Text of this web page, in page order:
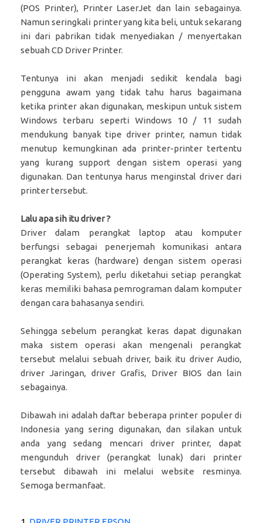
(POS Printer), Printer LaserJet dan lain sebagainya.
Namun seringkali printer yang kita beli, untuk sekarang
ini dari pabrikan tidak menyediakan / menyertakan
sebuah CD Driver Printer.
Tentunya ini akan menjadi sedikit kendala bagi
pengguna awam yang tidak tahu harus bagaimana
ketika printer akan digunakan, meskipun untuk sistem
Windows terbaru seperti Windows 10 / 11 sudah
mendukung banyak tipe driver printer, namun tidak
menutup kemungkinan ada printer-printer tertentu
yang kurang support dengan sistem operasi yang
digunakan. Dan tentunya harus menginstal driver dari
printer tersebut.
Lalu apa sih itu driver ?
Driver dalam perangkat laptop atau komputer
berfungsi sebagai penerjemah komunikasi antara
perangkat keras (hardware) dengan sistem operasi
(Operating System), perlu diketahui setiap perangkat
keras memiliki bahasa pemrograman dalam komputer
dengan cara bahasanya sendiri.
Sehingga sebelum perangkat keras dapat digunakan
maka sistem operasi akan mengenali perangkat
tersebut melalui sebuah driver, baik itu driver Audio,
driver Jaringan, driver Grafis, Driver BIOS dan lain
sebagainya.
Dibawah ini adalah daftar beberapa printer populer di
Indonesia yang sering digunakan, dan silakan untuk
anda yang sedang mencari driver printer, dapat
mengunduh driver (perangkat lunak) dari printer
tersebut dibawah ini melalui website resminya.
Semoga bermanfaat.